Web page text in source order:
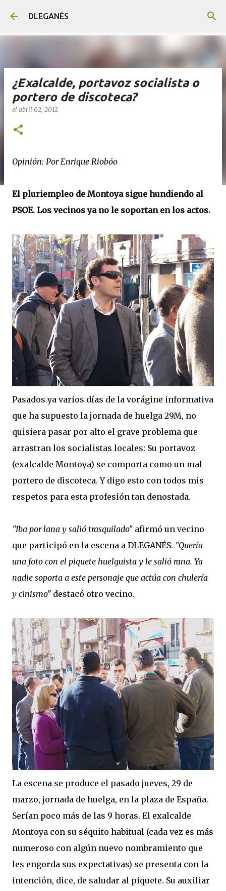
DLEGANÉS
¿Exalcalde, portavoz socialista o
portero de discoteca?
el abril 02, 2012
Opinión: Por Enrique Riobóo
El pluriempleo de Montoya sigue hundiendo al
PSOE. Los vecinos ya no le soportan en los actos.
Pasados ya varios días de la vorágine informativa
que ha supuesto la jornada de huelga 29M, no
quisiera pasar por alto el grave problema que
arrastran los socialistas locales: Su portavoz
(exalcalde Montoya) se comporta como un mal
portero de discoteca. Y digo esto con todos mis
respetos para esta profesión tan denostada.
"Iba por lana y salió trasquilado" afirmó un vecino
que participó en la escena a DLEGANÉS. "Quería
una foto con el piquete huelguista y le salió rana. Ya
nadie soporta a este personaje que actúa con chulería
y cinismo" destacó otro vecino.
La escena se produce el pasado jueves, 29 de
marzo, jornada de huelga, en la plaza de España.
Serían poco más de las 9 horas. El exalcalde
Montoya con su séquito habitual (cada vez es más
numeroso con algún nuevo nombramiento que
les engorda sus expectativas) se presenta con la
intención, dice, de saludar al piquete. Su auxiliar